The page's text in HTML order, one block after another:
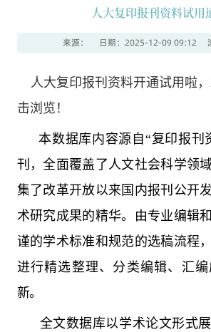
人大复印报刊资料试用
来源： 日期：2025-12-09 09:12
人大复印报刊资料开通试用啦
击浏览！
本数据库内容源自“复印报刊
刊，全面覆盖了人文社会科学领
集了改革开放以来国内报刊公开
术研究成果的精华。由专业编辑
谨的学术标准和规范的选稿流程
进行精选整理、分类编辑、汇
新。
全文数据库以学术论文形式